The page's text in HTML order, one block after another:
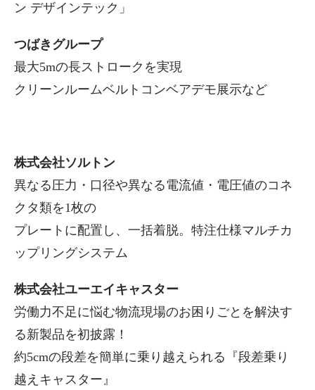
ン デザインテック」
つばきグループ
最大5mの長ストロークを実現
クリーンルームベルトコンベアデモ展示など
株式会社ソルトン
異なる圧力・口径や異なる電流値・電圧値のコネ
クタ類を1枚の
プレートに配置し、一括着脱。特注仕様マルチカ
ップリングシステム
株式会社ユーエイキャスター
労働力不足に悩む物流現場のお困りごとを解決す
る新製品を初披露！
約5cmの段差を簡単に乗り越えられる『段差乗り
越えキャスター』